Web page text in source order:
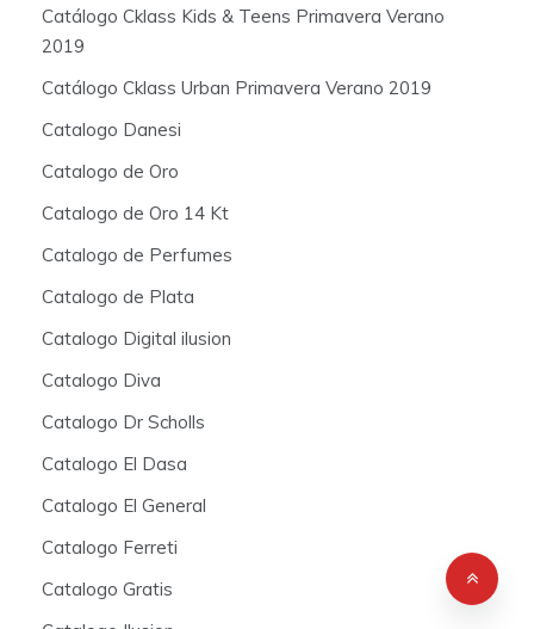
Catálogo Cklass Kids & Teens Primavera Verano
2019
Catálogo Cklass Urban Primavera Verano 2019
Catalogo Danesi
Catalogo de Oro
Catalogo de Oro 14 Kt
Catalogo de Perfumes
Catalogo de Plata
Catalogo Digital ilusion
Catalogo Diva
Catalogo Dr Scholls
Catalogo El Dasa
Catalogo El General
Catalogo Ferreti
Catalogo Gratis